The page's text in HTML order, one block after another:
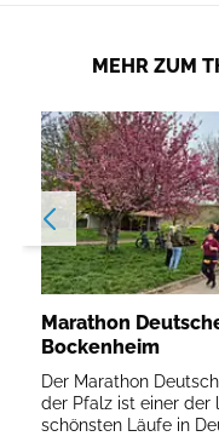
MEHR ZUM
Marathon
Bockenheim
Der Marathon
der Pfalz ist einer der
schönsten Läufe in